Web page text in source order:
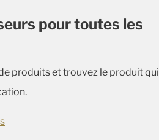
pour toutes les
produits et trouvez le produit qui